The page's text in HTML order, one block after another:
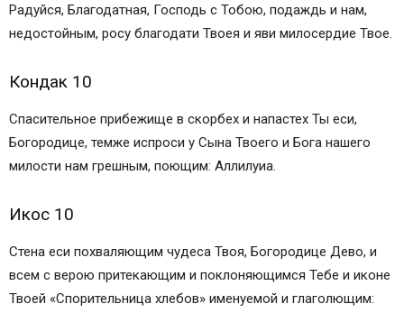
Радуйся, Благодатная, Господь с Тобою, подаждь и нам,
недостойным, росу благодати Твоея и яви милосердие Твое.
Кондак 10
Спасительное прибежище в скорбех и напастех Ты еси,
Богородице, темже испроси у Сына Твоего и Бога нашего
милости нам грешным, поющим: Аллилуиа.
Икос 10
Стена еси похваляющим чудеса Твоя, Богородице Дево, и
всем с верою притекающим и поклоняющимся Тебе и иконе
Твоей «Спорительница хлебов» именуемой и глаголющим: